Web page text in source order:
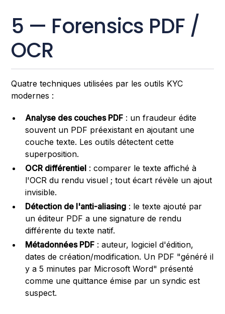
5 — Forensics PDF /
OCR
Quatre techniques utilisées par les outils KYC
modernes :
Analyse des couches PDF : un fraudeur édite
souvent un PDF préexistant en ajoutant une
couche texte. Les outils détectent cette
superposition.
OCR différentiel : comparer le texte affiché à
l'OCR du rendu visuel ; tout écart révèle un ajout
invisible.
Détection de l'anti-aliasing : le texte ajouté par
un éditeur PDF a une signature de rendu
différente du texte natif.
Métadonnées PDF : auteur, logiciel d'édition,
dates de création/modification. Un PDF "généré il
y a 5 minutes par Microsoft Word" présenté
comme une quittance émise par un syndic est
suspect.